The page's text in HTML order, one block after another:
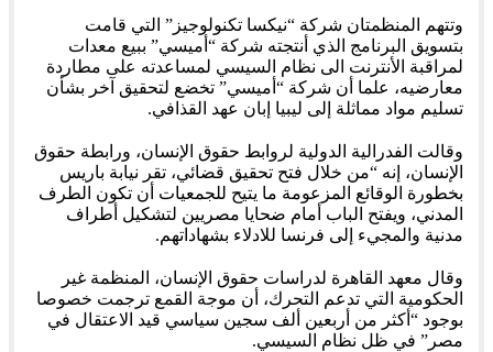
وتتهم المنظمتان شركة “نيكسا تكنولوجيز” التي قامت
بتسويق البرنامج الذي أنتجته شركة “أميسي” ببيع معدات
لمراقبة الأنترنت الى نظام السيسي لمساعدته على مطاردة
معارضيه، علما أن شركة “أميسي” تخضع لتحقيق آخر بشأن
تسليم مواد مماثلة إلى ليبيا إبان عهد القذافي.
وقالت الفدرالية الدولية لروابط حقوق الإنسان، ورابطة حقوق
الإنسان، إنه “من خلال فتح تحقيق قضائي، تقر نيابة باريس
بخطورة الوقائع المزعومة ما يتيح للجمعيات أن تكون الطرف
المدني، ويفتح الباب أمام ضحايا مصريين لتشكيل أطراف
مدنية والمجيء إلى فرنسا للادلاء بشهاداتهم.
وقال معهد القاهرة لدراسات حقوق الإنسان، المنظمة غير
الحكومية التي تدعم التحرك، أن موجة القمع ترجمت خصوصا
بوجود “أكثر من أربعين ألف سجين سياسي قيد الاعتقال في
مصر” في ظل نظام السيسي.